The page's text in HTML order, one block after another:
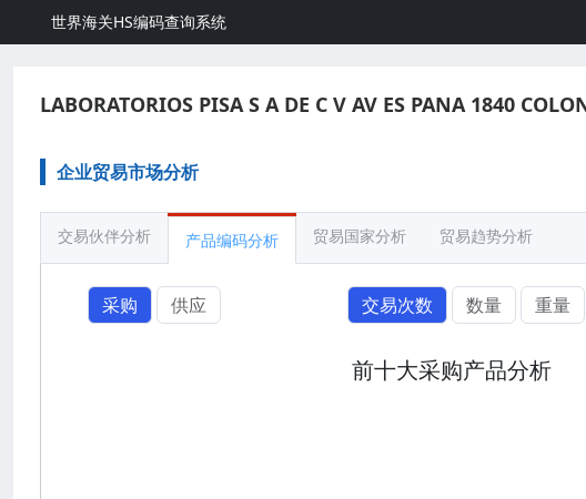
世界海关HS编码查询系统
LABORATORIOS PISA S A DE C V AV ES PANA 1840
企业贸易市场分析
交易伙伴分析 产品编码分析 贸易国家分析 贸易趋势分析
采购 供应 交易次数 数量 重量
前十大采购产品分析